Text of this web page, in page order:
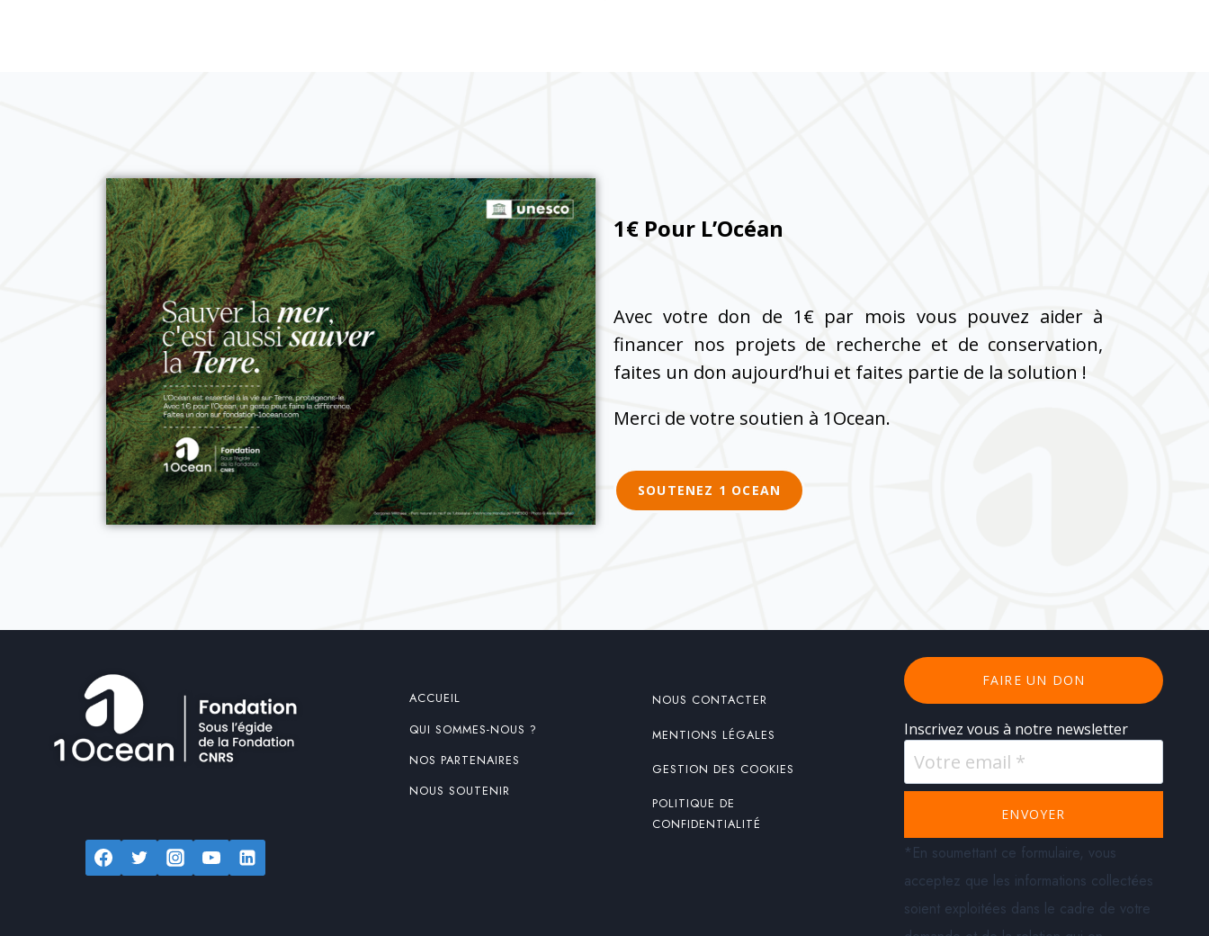
1€ Pour L’Océan
Avec votre don de 1€ par mois vous pouvez aider à
financer nos projets de recherche et de conservation,
faites un don aujourd’hui et faites partie de la solution !
Merci de votre soutien à 1Ocean.
SOUTENEZ 1 OCEAN
ACCUEIL
QUI SOMMES-NOUS ?
NOS PARTENAIRES
NOUS SOUTENIR
NOUS CONTACTER
MENTIONS LÉGALES
GESTION DES COOKIES
POLITIQUE DE
CONFIDENTIALITÉ
FAIRE UN DON
Inscrivez vous à notre newsletter
ENVOYER
*En soumettant ce formulaire, vous
acceptez que les informations collectées
soient exploitées dans le cadre de votre